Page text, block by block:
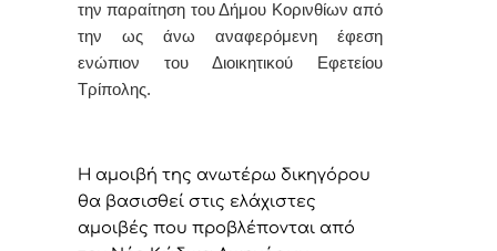
την παραίτηση του Δήμου Κορινθίων από
την ως άνω αναφερόμενη έφεση
ενώπιον του Διοικητικού Εφετείου
Τρίπολης.
Η αμοιβή της ανωτέρω δικηγόρου
θα βασισθεί στις ελάχιστες
αμοιβές που προβλέπονται από